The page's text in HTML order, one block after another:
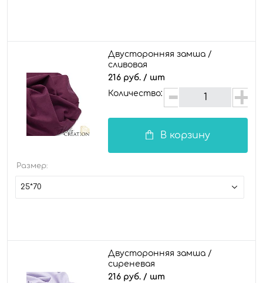
Двусторонняя замша /
сливовая
216 руб. / шт
Количество:
В корзину
Размер:
25*70
Двусторонняя замша /
сиреневая
216 руб. / шт